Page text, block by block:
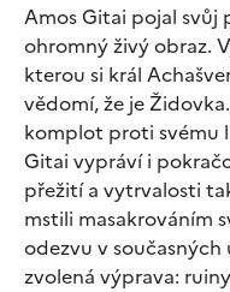
Amos Gitai pojal svůj
ohromný živý obraz.
kterou si král
vědomí, že je
komplot proti svému
Gitai vypráví i
přežití a vytrvalosti
mstili masakrováním
odezvu v
zvolená výprava: